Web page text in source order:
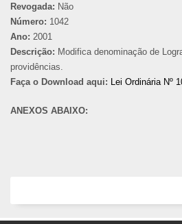
Revogada: Não
Número: 1042
Ano: 2001
Descrição: Modifica denominação de
providências.
Faça o Download aqui: Lei Ordinária Nº
ANEXOS ABAIXO: